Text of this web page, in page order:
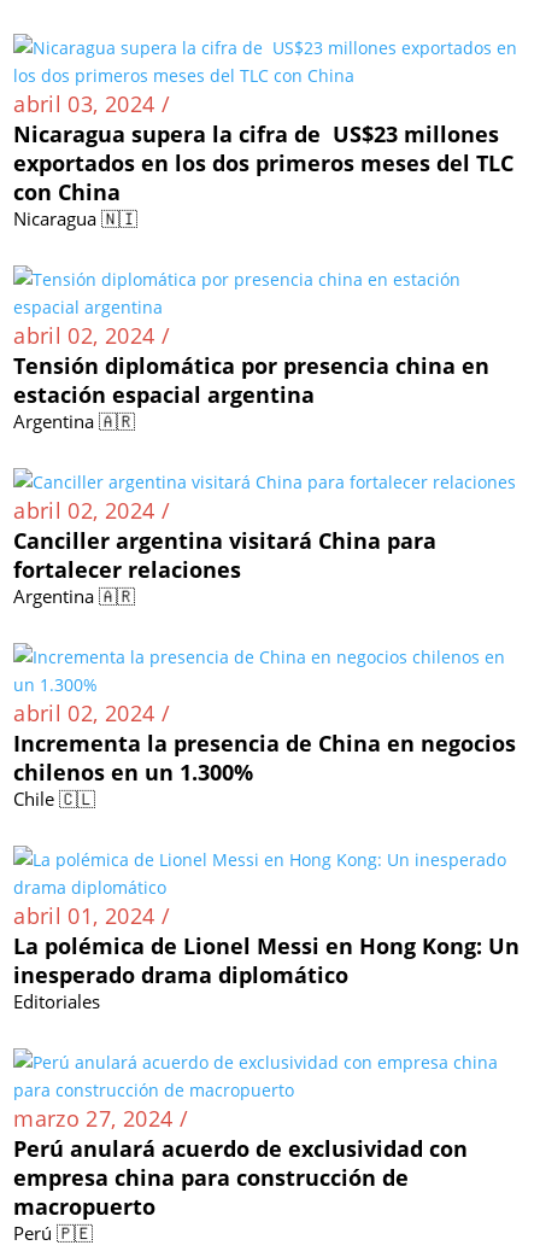
abril 03, 2024 /
Nicaragua supera la cifra de US$23 millones
exportados en los dos primeros meses del TLC
con China
Nicaragua 🇳🇮
abril 02, 2024 /
Tensión diplomática por presencia china en
estación espacial argentina
Argentina 🇦🇷
abril 02, 2024 /
Canciller argentina visitará China para
fortalecer relaciones
Argentina 🇦🇷
abril 02, 2024 /
Incrementa la presencia de China en negocios
chilenos en un 1.300%
Chile 🇨🇱
abril 01, 2024 /
La polémica de Lionel Messi en Hong Kong: Un
inesperado drama diplomático
Editoriales
marzo 27, 2024 /
Perú anulará acuerdo de exclusividad con
empresa china para construcción de
macropuerto
Perú 🇵🇪